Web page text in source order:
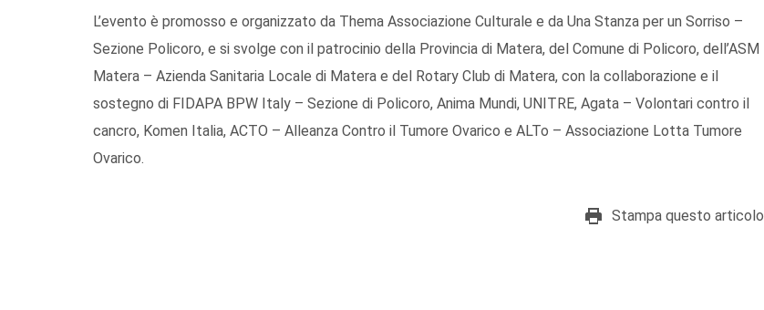
L’evento è promosso e organizzato da Thema Associazione Culturale e da Una Stanza per un Sorriso –
Sezione Policoro, e si svolge con il patrocinio della Provincia di Matera, del Comune di Policoro, dell’ASM
Matera – Azienda Sanitaria Locale di Matera e del Rotary Club di Matera, con la collaborazione e il
sostegno di FIDAPA BPW Italy – Sezione di Policoro, Anima Mundi, UNITRE, Agata – Volontari contro il
cancro, Komen Italia, ACTO – Alleanza Contro il Tumore Ovarico e ALTo – Associazione Lotta Tumore
Ovarico.
Stampa questo articolo